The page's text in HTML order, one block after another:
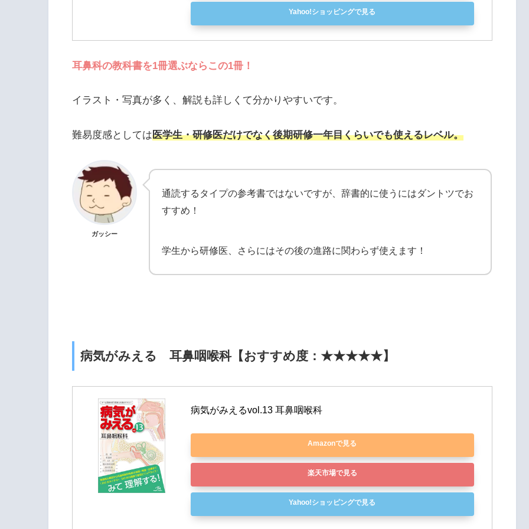
Yahoo!ショッピングで見る
耳鼻科の教科書を1冊選ぶならこの1冊！
イラスト・写真が多く、解説も詳しくて分かりやすいです。
難易度感としては医学生・研修医だけでなく後期研修一年目くらいでも使えるレベル。
ガッシー
通読するタイプの参考書ではないですが、辞書的に使うにはダントツでお
すすめ！
学生から研修医、さらにはその後の進路に関わらず使えます！
病気がみえる 耳鼻咽喉科【おすすめ度：★★★★★】
病気がみえるvol.13 耳鼻咽喉科
Amazonで見る
楽天市場で見る
Yahoo!ショッピングで見る